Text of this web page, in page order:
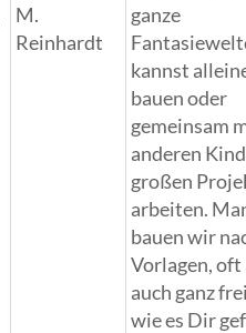
M.
Reinhardt
ganze
kannst
bauen oder
gemeinsam
anderen
großen
arbeiten.
bauen wir
Vorlagen, oft
auch ganz
wie es Dir